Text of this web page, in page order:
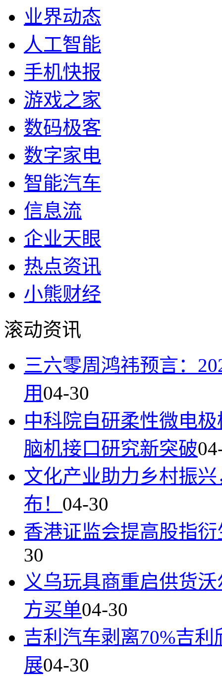
业界动态
人工智能
手机快报
游戏之家
数码极客
数字家电
智能汽车
信息流
企业天眼
热点资讯
小熊财经
滚动资讯
三六零周鸿祎预言：
用04-30
中科院自研柔性微电极
脑机接口研究新突破
文化产业助力乡村振
布！ 04-30
香港证监会提高股指
30
义乌玩具商重启供货
方买单04-30
吉利汽车剥离70%吉
展04-30